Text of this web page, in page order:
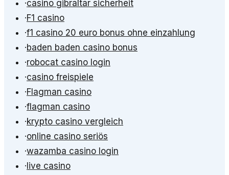
·casino gibraltar sicherheit
·F1 casino
·f1 casino 20 euro bonus ohne einzahlung
·baden baden casino bonus
·robocat casino login
·casino freispiele
·Flagman casino
·flagman casino
·krypto casino vergleich
·online casino seriös
·wazamba casino login
· live casino